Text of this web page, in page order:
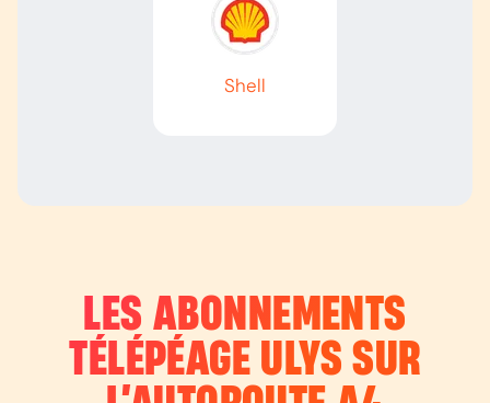
Shell
LES ABONNEMENTS
TÉLÉPÉAGE ULYS SUR